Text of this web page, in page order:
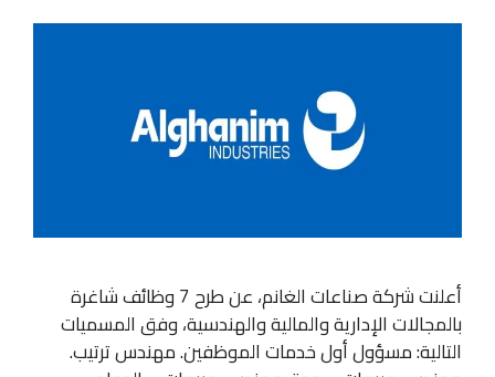
أعلنت شركة صناعات الغانم، عن طرح 7 وظائف شاغرة
بالمجالات الإدارية والمالية والهندسية، وفق المسميات
التالية: مسؤول أول خدمات الموظفين. مهندس ترتيب.